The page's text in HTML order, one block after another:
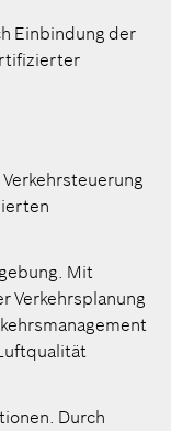
Einbindung der
Mit
Verkehrsplanung
Durch